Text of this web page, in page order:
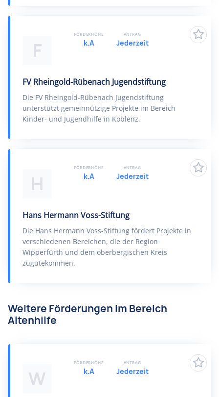
F
FV Rheingold-Rübenach Jugendstiftung
Die FV Rheingold-Rübenach Jugendstiftung
unterstützt gemeinnützige Projekte im Bereich
Kinder- und Jugendhilfe in Koblenz.
FÖRDERHÖHE
k.A
ANTRAG
Jederzeit
H
Hans Hermann Voss-Stiftung
Die Hans Hermann Voss-Stiftung fördert Projekte in
verschiedenen Bereichen, die der Region
Wipperfürth und dem oberbergischen Kreis
zugutekommen.
FÖRDERHÖHE
k.A
ANTRAG
Jederzeit
Weitere Förderungen im Bereich
Altenhilfe
W
FÖRDERHÖHE
k.A
ANTRAG
Jederzeit